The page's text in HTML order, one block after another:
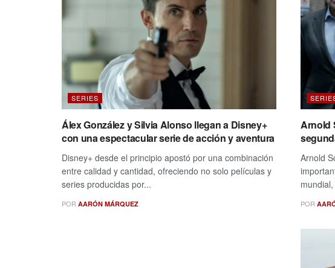
SERIES
Álex González y Silvia Alonso llegan a Disney+
con una espectacular serie de acción y aventura
Disney+ desde el principio apostó por una combinación
entre calidad y cantidad, ofreciendo no solo películas y
series producidas por...
POR AARÓN MÁRQUEZ
Arnold
Arnold
POR